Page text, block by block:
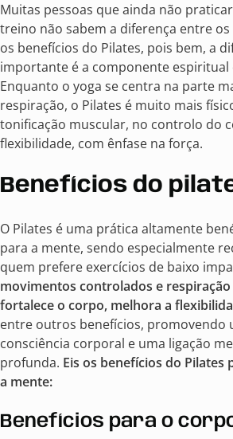
Muitas pessoas que ainda não
treino não sabem a diferença entre
os benefícios do Pilates, pois bem, a
importante é a componente espiritual
Enquanto o yoga se centra na parte
respiração, o Pilates é muito mais
tonificação muscular, no controlo do
flexibilidade, com ênfase na força.
Benefícios do
O Pilates é uma prática altamente
para a mente, sendo especialmente
quem prefere exercícios de baixo
movimentos controlados e
fortalece o corpo, melhora a
entre outros benefícios, promovendo
consciência corporal e uma ligação
profunda. Eis os benefícios do Pilates
a mente:
Benefícios para o